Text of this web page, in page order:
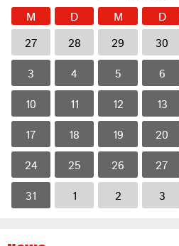
M D M D
27 28 29 30
3 4 5 6
10 11 12 13
17 18 19 20
24 25 26 27
31 1 2 3